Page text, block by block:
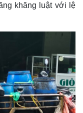
khăng luật với lệ